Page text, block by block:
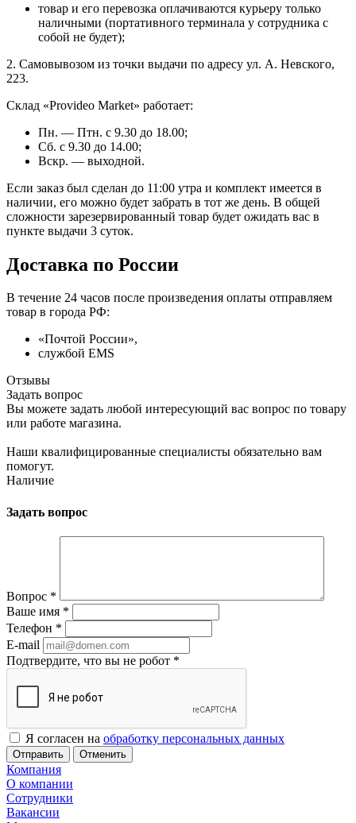
товар и его перевозка оплачиваются курьеру только
наличными (портативного терминала у сотрудника с
собой не будет);
2. Самовывозом из точки выдачи по адресу ул. А. Невского,
223.
Склад «Provideo Market» работает:
Пн. — Птн. с 9.30 до 18.00;
Сб. с 9.30 до 14.00;
Вскр. — выходной.
Если заказ был сделан до 11:00 утра и комплект имеется в
наличии, его можно будет забрать в тот же день. В общей
сложности зарезервированный товар будет ожидать вас в
пункте выдачи 3 суток.
Доставка по России
В течение 24 часов после произведения оплаты отправляем
товар в города РФ:
«Почтой России»,
службой EMS
Отзывы
Задать вопрос
Вы можете задать любой интересующий вас вопрос по товару
или работе магазина.
Наши квалифицированные специалисты обязательно вам
помогут.
Наличие
Задать вопрос
Вопрос *
Ваше имя *
Телефон *
E-mail
Подтвердите, что вы не робот *
Я согласен на обработку персональных данных
Отменить
Компания
О компании
Сотрудники
Вакансии